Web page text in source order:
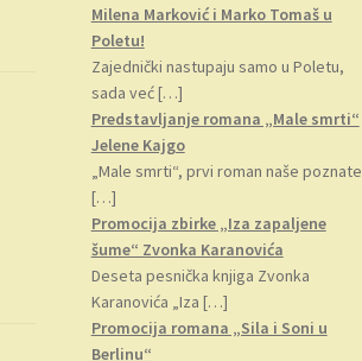
Milena Marković i Marko Tomaš u
Poletu!
Zajednički nastupaju samo u Poletu,
sada već[…]
Predstavljanje romana „Male smrti“
Jelene Kajgo
„Male smrti“, prvi roman naše poznate
[…]
Promocija zbirke „Iza zapaljene
šume“ Zvonka Karanovića
Deseta pesnička knjiga Zvonka
Karanovića „Iza […]
Promocija romana „Sila i Soni u
Berlinu“